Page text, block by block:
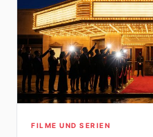
FILME UND SERIEN